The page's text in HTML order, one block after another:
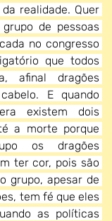
realidade. Quer
de pessoas
no congresso
que todos
afinal dragões
E quando
existem dois
a morte porque
os dragões
ter cor, pois são
grupo, apesar de
tem fé que eles
as políticas